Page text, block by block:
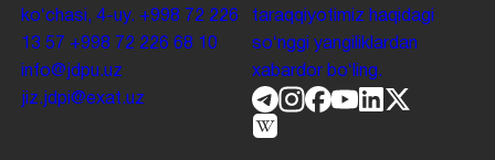
koʻchasi, 4-uy. +998 72 226
13 57 +998 72 226 68 10
info@jdpu.uz
jiz.jdpi@exat.uz
taraqqiyotimiz haqidagi
soʻnggi yangiliklardan
xabardor boʻling.